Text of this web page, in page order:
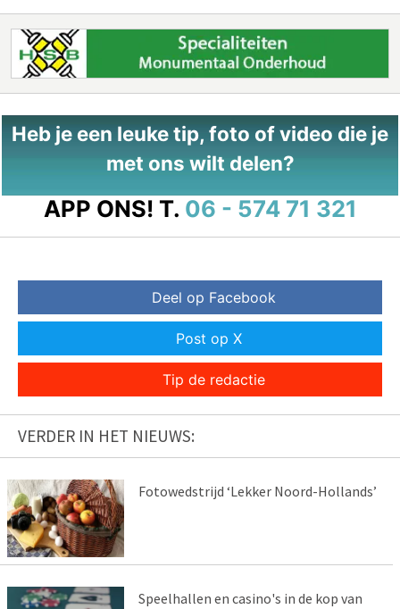
Heb je een leuke tip, foto of video die je
met ons wilt delen?
APP ONS! T. 06 - 574 71 321
Deel op Facebook
Post op X
Tip de redactie
VERDER IN HET NIEUWS:
Fotowedstrijd ‘Lekker Noord-Hollands’
Speelhallen en casino's in de kop van